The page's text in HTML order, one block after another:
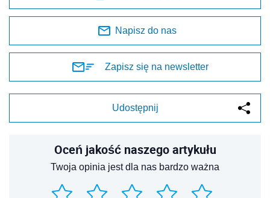
Napisz do nas
Zapisz się na newsletter
Udostępnij
Oceń jakość naszego artykułu
Twoja opinia jest dla nas bardzo ważna